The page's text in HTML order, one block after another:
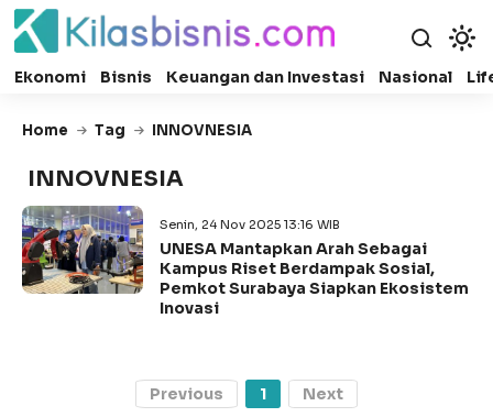
Ekonomi Bisnis Keuangan dan Investasi Nasional
Home Tag INNOVNESIA
INNOVNESIA
Senin, 24 Nov 2025 13:16 WIB
UNESA Mantapkan Arah Sebagai
Kampus Riset Berdampak Sosial,
Pemkot Surabaya Siapkan Ekosistem
Inovasi
Previous 1 Next